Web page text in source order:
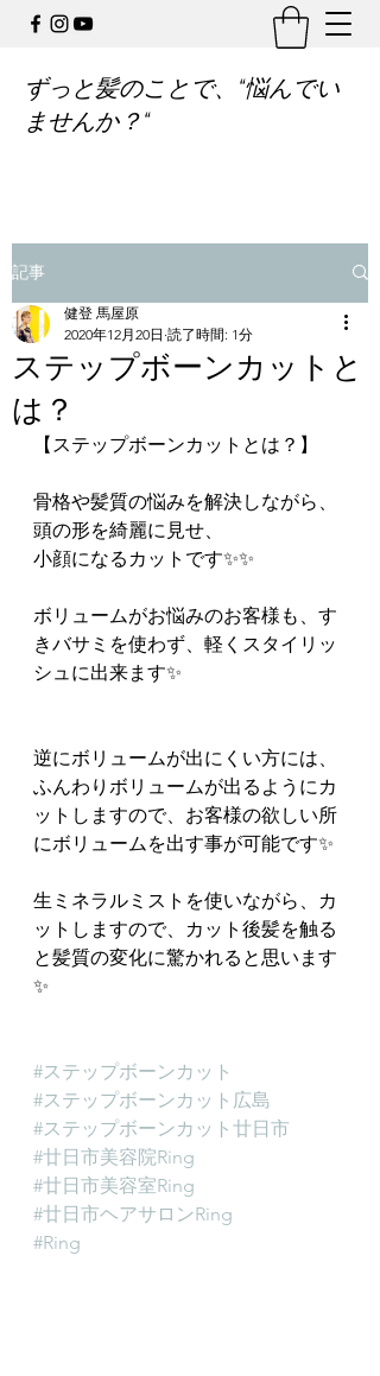
ずっと髪のことで、“悩んでい
ませんか？“
記事
ステップボーンカットと
は？
健登 馬屋原
2020年12月20日 読了時間: 1分
【ステップボーンカットとは？】
骨格や髪質の悩みを解決しながら、
頭の形を綺麗に見せ、
小顔になるカットです✨✨
ボリュームがお悩みのお客様も、す
きバサミを使わず、軽くスタイリッ
シュに出来ます✨
逆にボリュームが出にくい方には、
ふんわりボリュームが出るようにカ
ットしますので、お客様の欲しい所
にボリュームを出す事が可能です✨
生ミネラルミストを使いながら、カ
ットしますので、カット後髪を触る
と髪質の変化に驚かれると思います
✨
#ステップボーンカット
#ステップボーンカット広島
#ステップボーンカット廿日市
#廿日市美容院Ring
#廿日市美容室Ring
#廿日市ヘアサロンRing
#Ring